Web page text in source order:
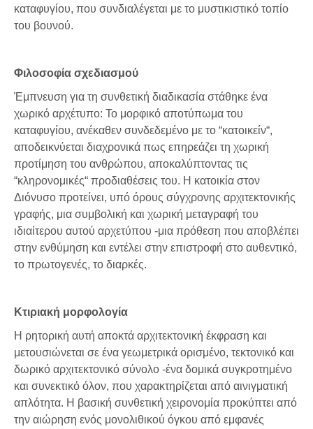
καταφυγίου, που συνδιαλέγεται με το μυστικιστικό τοπίο
του βουνού.
Φιλοσοφία σχεδιασμού
Έμπνευση για τη συνθετική διαδικασία στάθηκε ένα
χωρικό αρχέτυπο: Το μορφικό αποτύπωμα του
καταφυγίου, ανέκαθεν συνδεδεμένο με το “κατοικείν“,
αποδεικνύεται διαχρονικά πως επηρεάζει τη χωρική
προτίμηση του ανθρώπου, αποκαλύπτοντας τις
“κληρονομικές“ προδιαθέσεις του. Η κατοικία στον
Διόνυσο προτείνει, υπό όρους σύγχρονης αρχιτεκτονικής
γραφής, μια συμβολική και χωρική μεταγραφή του
ιδιαίτερου αυτού αρχετύπου -μια πρόθεση που αποβλέπει
στην ενθύμηση και εντέλει στην επιστροφή στο αυθεντικό,
το πρωτογενές, το διαρκές.
Κτιριακή μορφολογία
Η ρητορική αυτή αποκτά αρχιτεκτονική έκφραση και
μετουσιώνεται σε ένα γεωμετρικά ορισμένο, τεκτονικό και
δωρικό αρχιτεκτονικό σύνολο -ένα δομικά συγκροτημένο
και συνεκτικό όλον, που χαρακτηρίζεται από αινιγματική
απλότητα. Η βασική συνθετική χειρονομία προκύπτει από
την αιώρηση ενός μονολιθικού όγκου από εμφανές